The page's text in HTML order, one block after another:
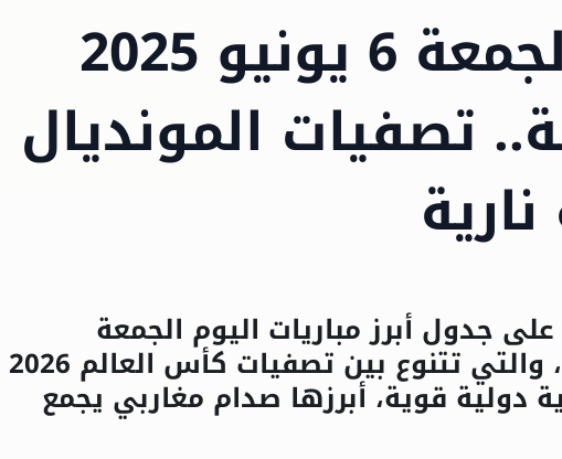
مباريات اليوم الجمعة 6 يونيو 2025
تصفيات المونديال
جدول أبرز مباريات اليوم الجمعة
الموافق 6 يونيو/ حزيران 2025، والتي تتنوع بين تصفيات كأس العالم 2026
دولية قوية، أبرزها صدام مغاربي يجمع